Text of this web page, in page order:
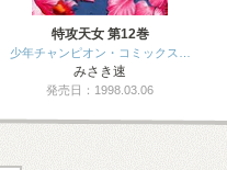
特攻天女 第12巻
少年チャンピオン・コミックス…
みさき速
発売日：1998.03.06